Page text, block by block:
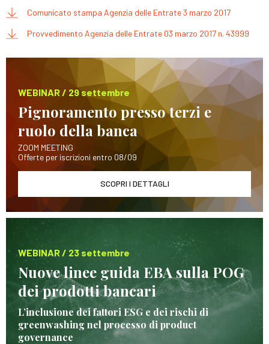
Comunicato stampa Agenzia delle Entrate 3 marzo 2017
Provvedimento Agenzia delle Entrate 03 marzo 2017 n. 43999
WEBINAR / 29 settembre
Pignoramento presso terzi e
ruolo della banca
ZOOM MEETING
Offerte per iscrizioni entro 08/09
SCOPRI I DETTAGLI
WEBINAR / 23 settembre
Nuove linee guida EBA sulla POG
dei prodotti bancari
L’inclusione dei fattori ESG e dei rischi di
greenwashing nel processo di product
governance